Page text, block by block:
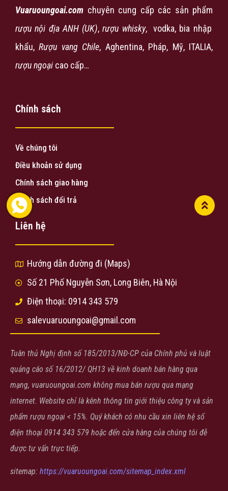
Vuaruoungoai.com chuyên cung cấp các sản phẩm
rượu nội địa ANH (UK),rượu whisky, vodka, bia nhập
khẩu,Rượu vang Chile, Aghentina, Pháp, Mỹ, ITALIA,
rượu ngoại cao cấp…
Chính sách
Về chúng tôi
Điều khoản sử dụng
Chính sách giao hàng
Chính sách đổi trả
Liên hệ
Hướng dẫn đường đi (Maps)
Số 21 Phố Nguyễn Sơn, Long Biên, Hà Nội
Điện thoại: 0914 343 579
salevuaruoungoai@gmail.com
Tuân thủ Nghị định số 185/2013/NĐ-CP của Chính phủ và luật
quảng cáo số 16/2012/ QH13 về kinh doanh bán hàng qua
mạng, vuaruoungoai.com không mua bán rượu qua mạng
internet. Website chỉ là kênh thông tin giới thiệu công ty và sản
phẩm rượu ngoại < 15%. Quý khách có nhu cầu xin liên hệ số
điện thoại 0914 343 579 hoặc đến cửa hàng của chúng tôi đễ
được tư vấn trực tiếp.
sitemap: https://vuaruoungoai.com/sitemap_index.xml